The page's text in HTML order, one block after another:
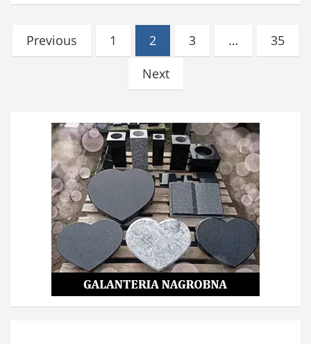
Stronicowanie
wpisów
Previous 1 2 3 …
35
Next